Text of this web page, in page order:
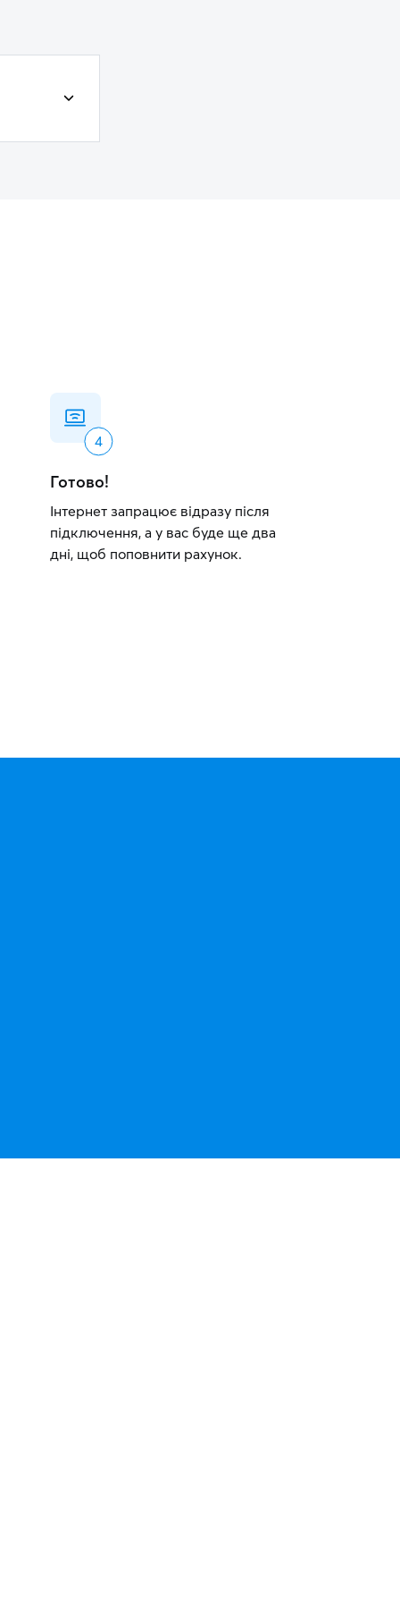
Готово!
Інтернет запрацює відразу після
підключення, а у вас буде ще два
дні, щоб поповнити рахунок.